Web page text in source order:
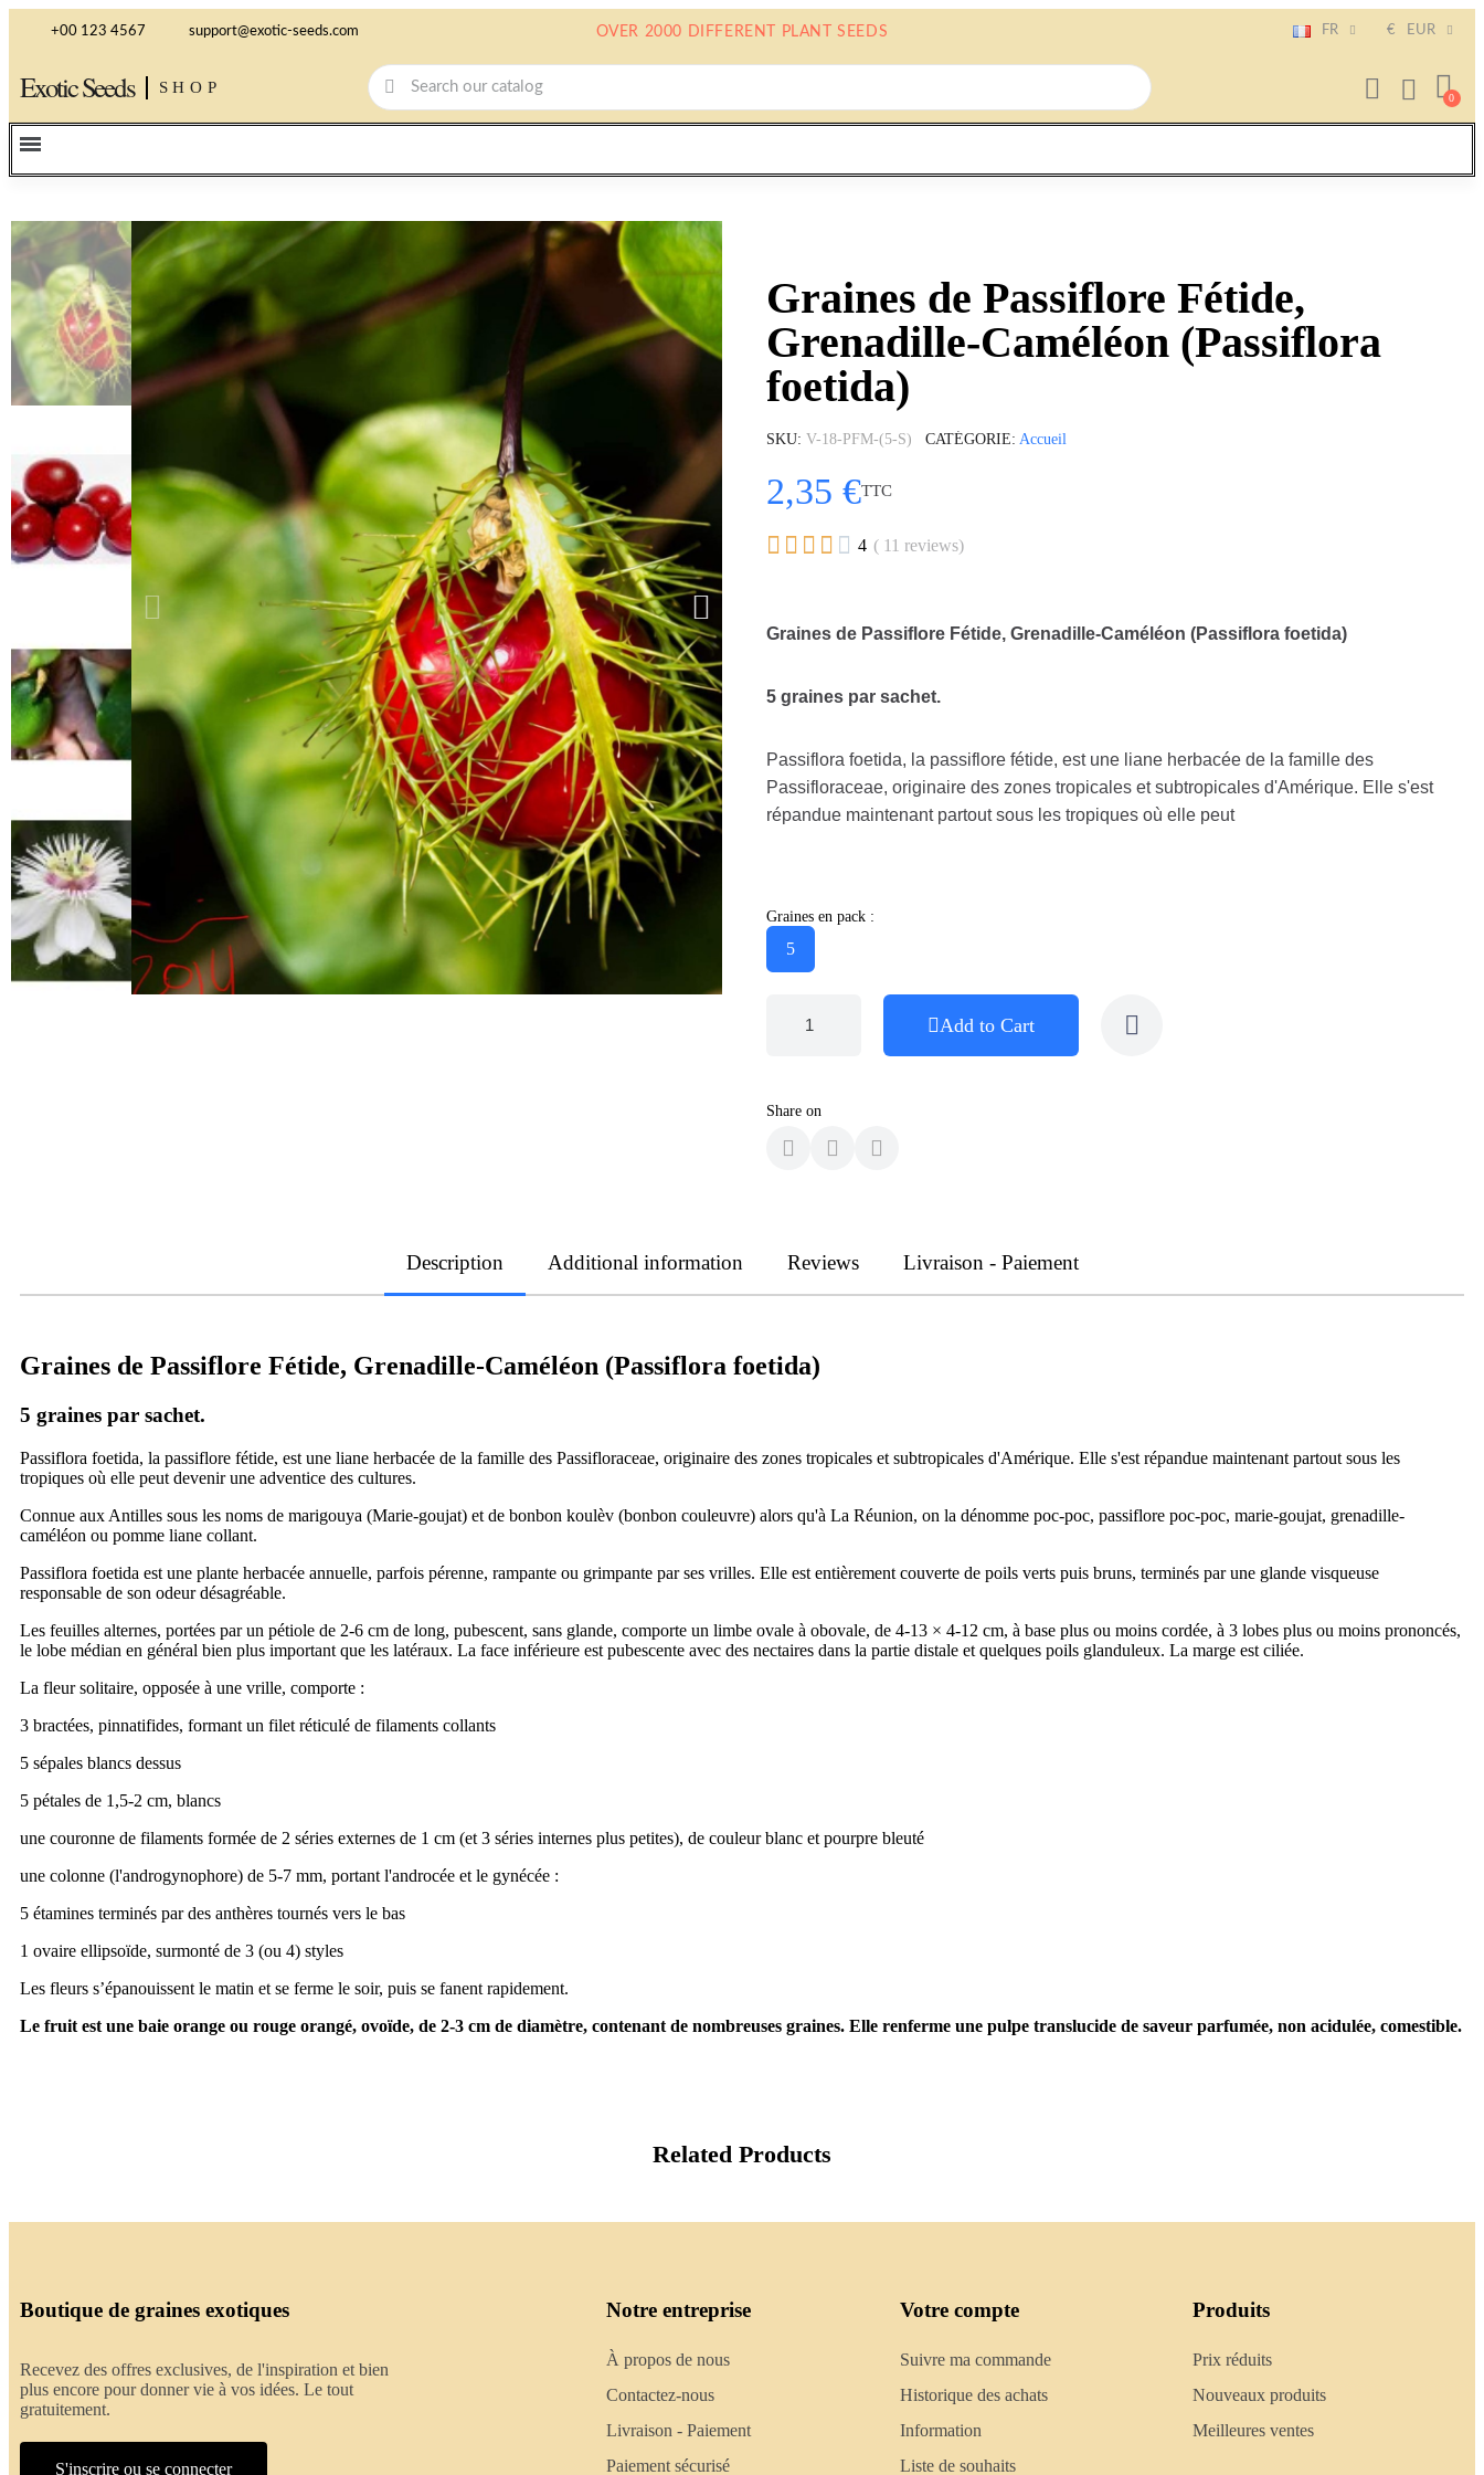
+00 123 4567 support@exotic-seeds.com OVER 2000 DIFFERENT PLANT SEEDS FR € EUR
Exotic Seeds SHOP
Graines de Passiflore Fétide,
Grenadille-Caméléon (Passiflora
foetida)
SKU V-18-PFM-(5-S) CATÉGORIE Accueil
2,35 €TTC
     4 ( 11 reviews)
Graines de Passiflore Fétide, Grenadille-Caméléon (Passiflora foetida)
5 graines par sachet.
Passiflora foetida, la passiflore fétide, est une liane herbacée de la famille des
Passifloraceae, originaire des zones tropicales et subtropicales d'Amérique. Elle s'est
répandue maintenant partout sous les tropiques où elle peut
Graines en pack :
5
Add to Cart
Share on
Description Additional information Reviews Livraison - Paiement
Graines de Passiflore Fétide, Grenadille-Caméléon (Passiflora foetida)
5 graines par sachet.
Passiflora foetida, la passiflore fétide, est une liane herbacée de la famille des Passifloraceae, originaire des zones tropicales et subtropicales d'Amérique. Elle s'est répandue maintenant partout sous les
tropiques où elle peut devenir une adventice des cultures.
Connue aux Antilles sous les noms de marigouya (Marie-goujat) et de bonbon koulèv (bonbon couleuvre) alors qu'à La Réunion, on la dénomme poc-poc, passiflore poc-poc, marie-goujat, grenadille-
caméléon ou pomme liane collant.
Passiflora foetida est une plante herbacée annuelle, parfois pérenne, rampante ou grimpante par ses vrilles. Elle est entièrement couverte de poils verts puis bruns, terminés par une glande visqueuse
responsable de son odeur désagréable.
Les feuilles alternes, portées par un pétiole de 2-6 cm de long, pubescent, sans glande, comporte un limbe ovale à obovale, de 4-13 × 4-12 cm, à base plus ou moins cordée, à 3 lobes plus ou moins prononcés,
le lobe médian en général bien plus important que les latéraux. La face inférieure est pubescente avec des nectaires dans la partie distale et quelques poils glanduleux. La marge est ciliée.
La fleur solitaire, opposée à une vrille, comporte :
3 bractées, pinnatifides, formant un filet réticulé de filaments collants
5 sépales blancs dessus
5 pétales de 1,5-2 cm, blancs
une couronne de filaments formée de 2 séries externes de 1 cm (et 3 séries internes plus petites), de couleur blanc et pourpre bleuté
une colonne (l'androgynophore) de 5-7 mm, portant l'androcée et le gynécée :
5 étamines terminés par des anthères tournés vers le bas
1 ovaire ellipsoïde, surmonté de 3 (ou 4) styles
Les fleurs s’épanouissent le matin et se ferme le soir, puis se fanent rapidement.
Le fruit est une baie orange ou rouge orangé, ovoïde, de 2-3 cm de diamètre, contenant de nombreuses graines. Elle renferme une pulpe translucide de saveur parfumée, non acidulée, comestible.
Related Products
Boutique de graines exotiques
Recevez des offres exclusives, de l'inspiration et bien
plus encore pour donner vie à vos idées. Le tout
gratuitement.
S'inscrire ou se connecter
Notre entreprise
À propos de nous
Contactez-nous
Livraison - Paiement
Paiement sécurisé
Votre compte
Suivre ma commande
Historique des achats
Information
Liste de souhaits
Produits
Prix réduits
Nouveaux produits
Meilleures ventes